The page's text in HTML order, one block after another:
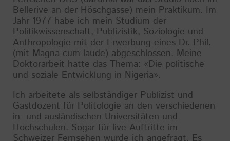
Bellerive an der Höschgasse) mein Praktikum. Im
Jahr 1977 habe ich mein Studium der
Politikwissenschaft, Publizistik, Soziologie und
Anthropologie mit der Erwerbung eines Dr. Phil.
(mit Magna cum laude) abgeschlossen. Meine
Doktorarbeit hatte das Thema: «Die politische
und soziale Entwicklung in Nigeria».
Ich arbeitete als selbständiger Publizist und
Gastdozent für Politologie an den verschiedenen
in- und ausländischen Universitäten und
Hochschulen. Sogar für live Auftritte im